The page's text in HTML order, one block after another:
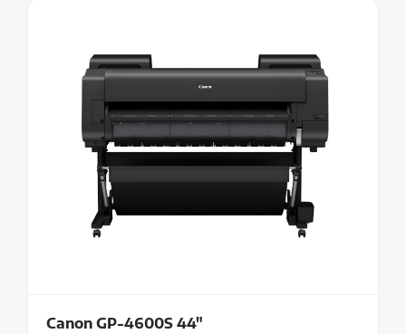
Canon GP-4600S 44"